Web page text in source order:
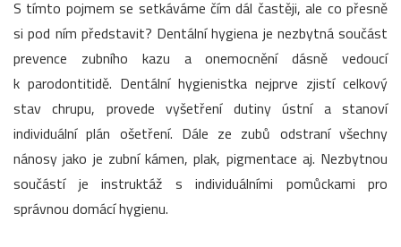
S tímto pojmem se setkáváme čím dál častěji, ale co přesně
si pod ním představit? Dentální hygiena je nezbytná součást
prevence zubního kazu a onemocnění dásně vedoucí
k parodontitidě. Dentální hygienistka nejprve zjistí celkový
stav chrupu, provede vyšetření dutiny ústní a stanoví
individuální plán ošetření. Dále ze zubů odstraní všechny
nánosy jako je zubní kámen, plak, pigmentace aj. Nezbytnou
součástí je instruktáž s individuálními pomůckami pro
správnou domácí hygienu.